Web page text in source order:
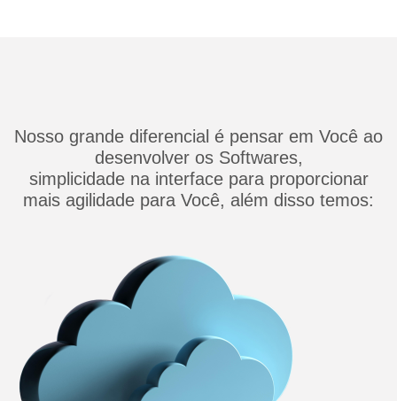
Nosso grande diferencial é pensar em Você ao
desenvolver os Softwares,
simplicidade na interface para proporcionar
mais agilidade para Você, além disso temos: